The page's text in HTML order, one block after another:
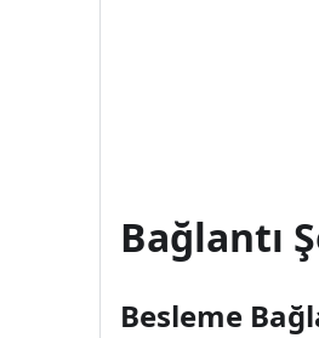
Bağlantı
Besleme